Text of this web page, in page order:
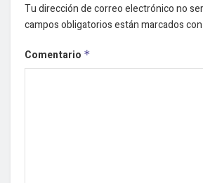
Tu dirección de correo electrónico no
campos obligatorios están marcados con
Comentario *